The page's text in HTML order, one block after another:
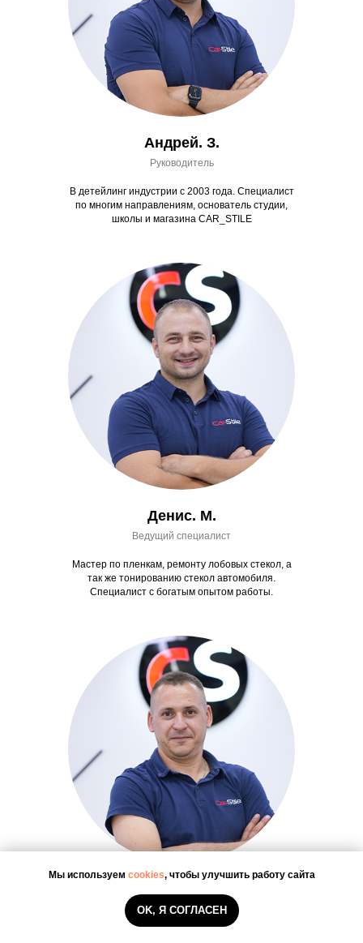
Андрей. З.
Руководитель
В детейлинг индустрии с 2003 года. Специалист
по многим направлениям, основатель студии,
школы и магазина CAR_STILE
Денис. М.
Ведущий специалист
Мастер по пленкам, ремонту лобовых стекол, а
так же тонированию стекол автомобиля.
Специалист с богатым опытом работы.
Мастер универсал
Мы используем cookies, чтобы улучшить работу сайта
OK, Я СОГЛАСЕН